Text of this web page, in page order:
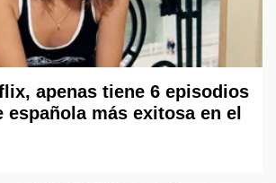
apenas tiene 6 episodios
española más exitosa en el